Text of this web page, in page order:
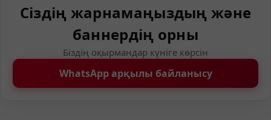
Сіздің жарнамаңыздың және
баннердің орны
Біздің оқырмандар күніге көрсін
WhatsApp арқылы байланысу